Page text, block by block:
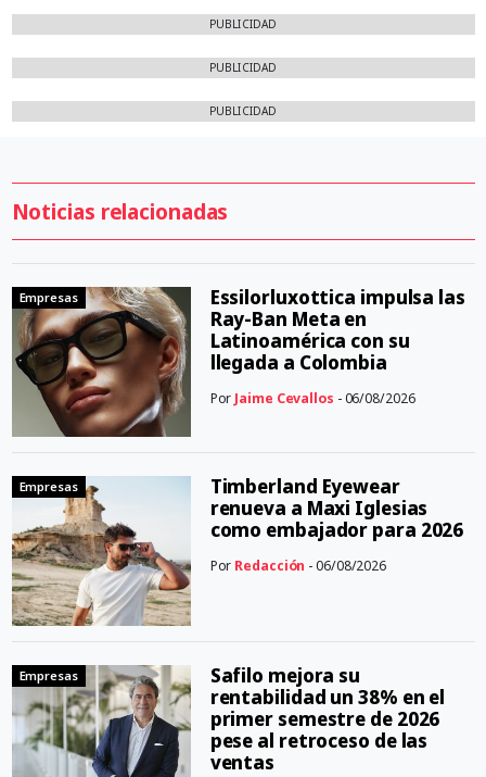
PUBLICIDAD
PUBLICIDAD
PUBLICIDAD
Noticias relacionadas
Empresas
Essilorluxottica impulsa las
Ray-Ban Meta en
Latinoamérica con su
llegada a Colombia
Por Jaime Cevallos - 06/08/2026
Empresas
Timberland Eyewear
renueva a Maxi Iglesias
como embajador para 2026
Por Redacción - 06/08/2026
Empresas
Safilo mejora su
rentabilidad un 38% en el
primer semestre de 2026
pese al retroceso de las
ventas